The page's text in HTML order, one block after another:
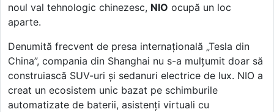
noul val tehnologic chinezesc, NIO ocupă un loc
aparte.
Denumită frecvent de presa internațională „Tesla din
China”, compania din Shanghai nu s-a mulțumit doar să
construiască SUV-uri și sedanuri electrice de lux. NIO a
creat un ecosistem unic bazat pe schimburile
automatizate de baterii, asistenți virtuali cu